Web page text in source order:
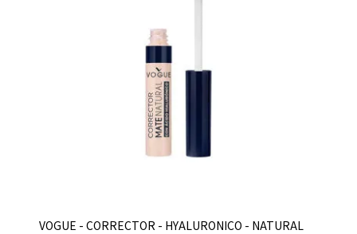
VOGUE - CORRECTOR - HYALURONICO - NATURAL